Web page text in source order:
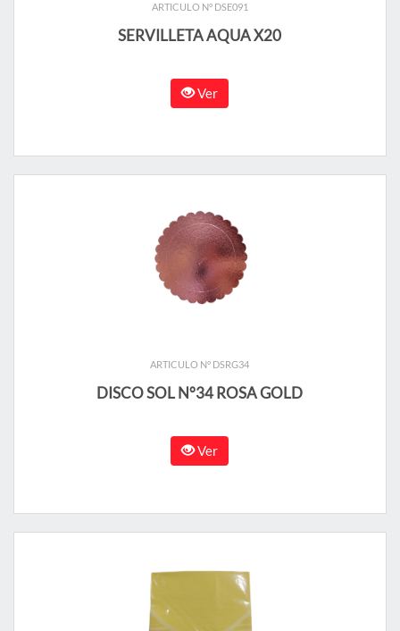
ARTICULO N° DSE091
SERVILLETA AQUA X20
Ver
ARTICULO N° DSRG34
DISCO SOL N°34 ROSA GOLD
Ver